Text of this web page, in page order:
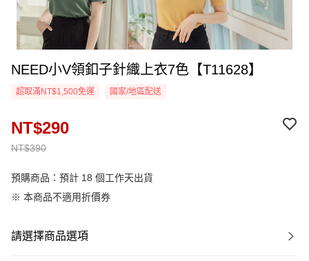
NEED小V領釦子針織上衣7色【T11628】
超取滿NT$1,500免運 國家/地區配送
NT$390
NT$290
預購商品：預計 18 個工作天出貨
※ 本商品不適用折價券
請選擇商品選項